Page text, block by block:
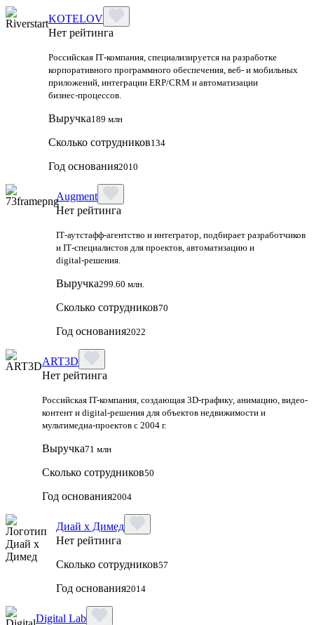
KOTELOV
Нет рейтинга
Российская IT‑компания, специализируется на разработке
корпоративного программного обеспечения, веб‑ и мобильных
приложений, интеграции ERP/CRM и автоматизации
бизнес‑процессов.
Выручка189 млн
Сколько сотрудников134
Год основания2010
Augment
Нет рейтинга
IT‑аутстафф‑агентство и интегратор, подбирает разработчиков
и IT‑специалистов для проектов, автоматизацию и
digital‑решения.
Выручка299.60 млн.
Сколько сотрудников70
Год основания2022
ART3D
Нет рейтинга
Российская IT-компания, создающая 3D-графику, анимацию, видео-
контент и digital-решения для объектов недвижимости и
мультимедиа-проектов с 2004 г.
Выручка71 млн
Сколько сотрудников50
Год основания2004
Диай х Димед
Нет рейтинга
Сколько сотрудников57
Год основания2014
Digital Lab